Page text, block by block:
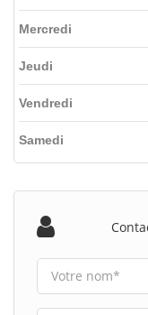
Mercredi
Jeudi
Vendredi
Samedi